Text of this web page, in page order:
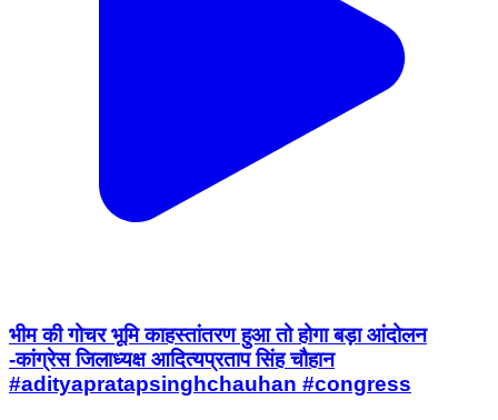
भीम की गोचर भूमि काहस्तांतरण हुआ तो होगा बड़ा आंदोलन
-कांग्रेस जिलाध्यक्ष आदित्यप्रताप सिंह चौहान
#adityapratapsinghchauhan #congress